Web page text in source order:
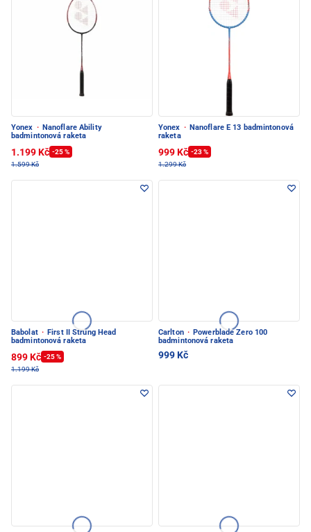
Yonex · Nanoflare Ability
badmintonová raketa
1.199 Kč -25 %
1.599 Kč
Yonex · Nanoflare E 13 badmintonová
raketa
999 Kč -23 %
1.299 Kč
Babolat · First II Strung Head
badmintonová raketa
899 Kč -25 %
1.199 Kč
Carlton · Powerblade Zero 100
badmintonová raketa
999 Kč